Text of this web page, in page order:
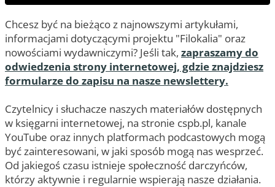
Chcesz być na bieżąco z najnowszymi artykułami,
informacjami dotyczącymi projektu "Filokalia" oraz
nowościami wydawniczymi? Jeśli tak, zapraszamy do
odwiedzenia strony internetowej, gdzie znajdziesz
formularze do zapisu na nasze newslettery.
Czytelnicy i słuchacze naszych materiałów dostępnych
w księgarni internetowej, na stronie cspb.pl, kanale
YouTube oraz innych platformach podcastowych mogą
być zainteresowani, w jaki sposób mogą nas wesprzeć.
Od jakiegoś czasu istnieje społeczność darczyńców,
którzy aktywnie i regularnie wspierają nasze działania.